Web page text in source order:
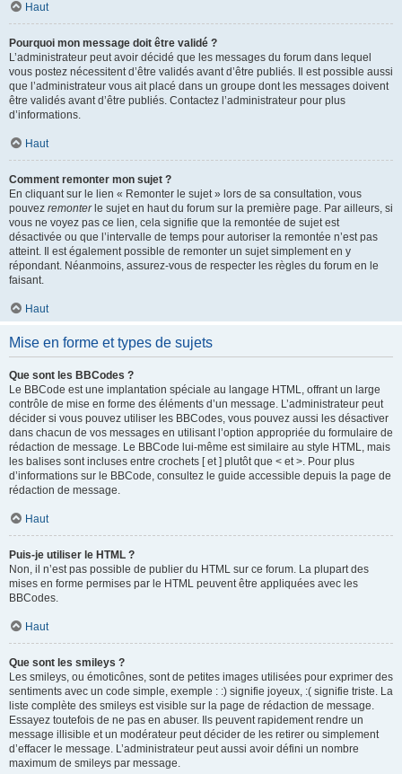
Haut
Pourquoi mon message doit être validé ?
L’administrateur peut avoir décidé que les messages du forum dans lequel
vous postez nécessitent d’être validés avant d’être publiés. Il est possible aussi
que l’administrateur vous ait placé dans un groupe dont les messages doivent
être validés avant d’être publiés. Contactez l’administrateur pour plus
d’informations.
Haut
Comment remonter mon sujet ?
En cliquant sur le lien « Remonter le sujet » lors de sa consultation, vous
pouvez remonterle sujet en haut du forum sur la première page. Par ailleurs, si
vous ne voyez pas ce lien, cela signifie que la remontée de sujet est
désactivée ou que l’intervalle de temps pour autoriser la remontée n’est pas
atteint. Il est également possible de remonter un sujet simplement en y
répondant. Néanmoins, assurez-vous de respecter les règles du forum en le
faisant.
Haut
Mise en forme et types de sujets
Que sont les BBCodes ?
Le BBCode est une implantation spéciale au langage HTML, offrant un large
contrôle de mise en forme des éléments d’un message. L’administrateur peut
décider si vous pouvez utiliser les BBCodes, vous pouvez aussi les désactiver
dans chacun de vos messages en utilisant l’option appropriée du formulaire de
rédaction de message. Le BBCode lui-même est similaire au style HTML, mais
les balises sont incluses entre crochets [ et ] plutôt que < et >. Pour plus
d’informations sur le BBCode, consultez le guide accessible depuis la page de
rédaction de message.
Haut
Puis-je utiliser le HTML ?
Non, il n’est pas possible de publier du HTML sur ce forum. La plupart des
mises en forme permises par le HTML peuvent être appliquées avec les
BBCodes.
Haut
Que sont les smileys ?
Les smileys, ou émoticônes, sont de petites images utilisées pour exprimer des
sentiments avec un code simple, exemple : :) signifie joyeux, :( signifie triste. La
liste complète des smileys est visible sur la page de rédaction de message.
Essayez toutefois de ne pas en abuser. Ils peuvent rapidement rendre un
message illisible et un modérateur peut décider de les retirer ou simplement
d’effacer le message. L’administrateur peut aussi avoir défini un nombre
maximum de smileys par message.